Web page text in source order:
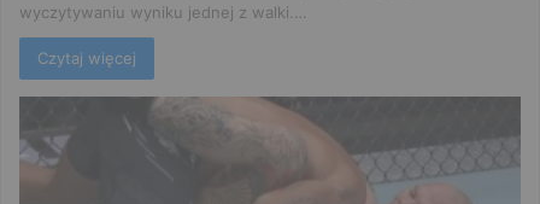
wyczytywaniu wyniku jednej z walki.…
Czytaj więcej